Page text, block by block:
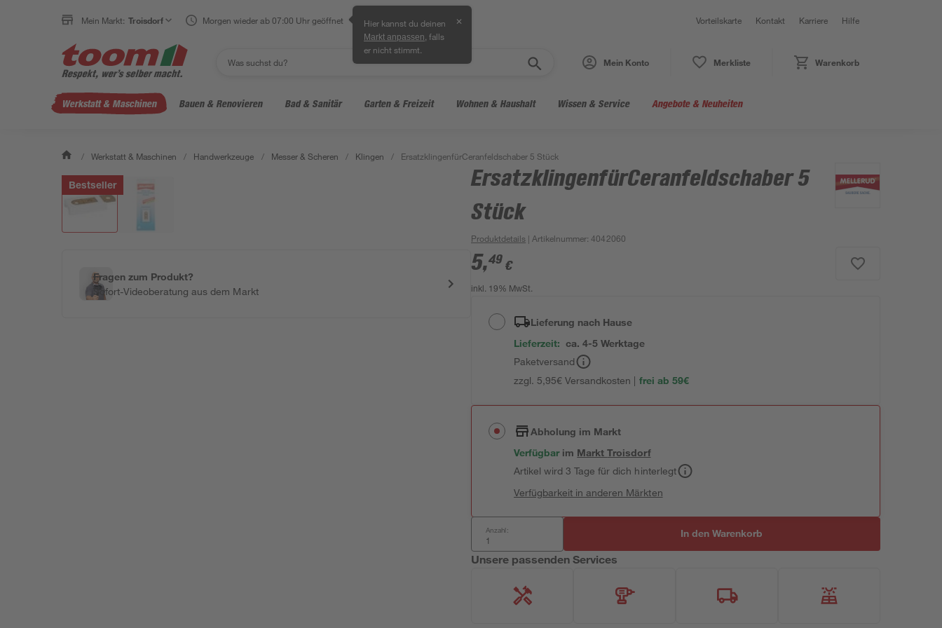
Mein Markt: Troisdorf Morgen wieder ab 07:00 Uhr geöffnet Hier kannst du deinen
Markt anpassen , falls
er nicht stimmt.
✕ Vorteilskarte Kontakt Karriere Hilfe
Mein Konto Merkliste Warenkorb
Werkstatt & Maschinen Bauen & Renovieren Bad & Sanitär Garten & Freizeit Wohnen & Haushalt Wissen & Service Angebote & Neuheiten
/ Werkstatt & Maschinen / Handwerkzeuge / Messer & Scheren / Klingen / ErsatzklingenfürCeranfeldschaber 5 Stück
Bestseller
Fragen zum Produkt?
Sofort-Videoberatung aus dem Markt
ErsatzklingenfürCeranfeldschaber 5
Stück
Produktdetails | Artikelnummer:4042060
5,49 €
inkl. 19% MwSt.
Lieferung nach Hause
Lieferzeit: ca. 4-5 Werktage
Paketversand
zzgl. 5,95€ Versandkosten | frei ab 59€
Abholung im Markt
Verfügbar im MarktTroisdorf
Artikel wird 3 Tage für dich hinterlegt
Verfügbarkeit in anderen Märkten
Anzahl: In den Warenkorb
Unsere passenden Services